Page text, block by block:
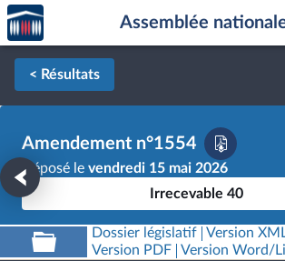
Aller au contenu
Aller en bas de la page
Accèder
à la
page
d'accueil
Assemblée
< Résultats
Amendement n°1554
Déposé le vendredi 15 mai 2026
Irrecevable 40
Dossier législatif Version
Version PDF
Version Word/